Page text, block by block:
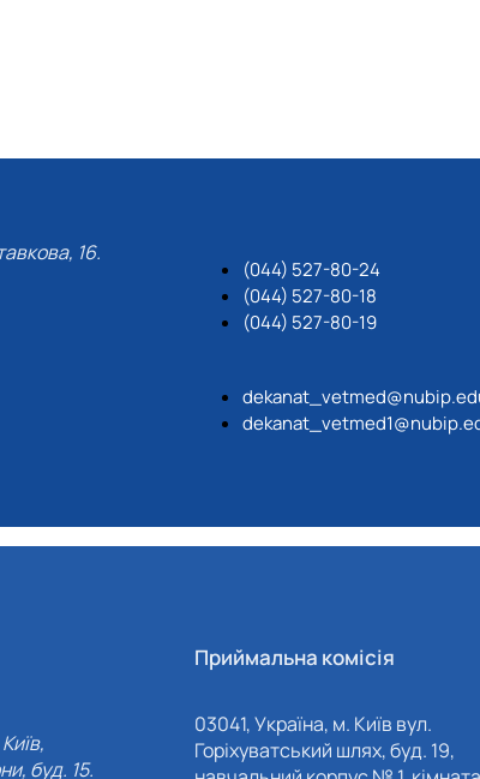
16.
(044) 527-80-24
(044) 527-80-18
(044) 527-80-19
буд. 15.
Приймальна комісія
03041, Україна, м. Київ вул.
Горіхуватський шлях, буд. 19,